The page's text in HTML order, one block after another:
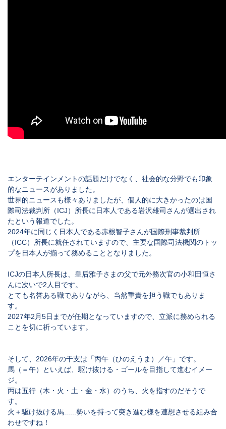
エンターテインメントの話題だけでなく、社会的な分野でも印象
的なニュースがありました。
世界的ニュースも様々ありましたが、個人的に大きかったのは国
際司法裁判所（ICJ）所長に日本人である岩沢雄司さんが選出され
たという報道でした。
2024年に同じく日本人である赤根智子さんが国際刑事裁判所
（ICC）所長に就任されていますので、主要な国際司法機関のトッ
プを日本人が揃って務めることとなりました。
ICJの日本人所長は、皇后雅子さまの父で元外務次官の小和田恒さ
んに次いで2人目です。
とても名誉ある職でありながら、当然重責を担う職でもありま
す。
2027年2月5日までが任期となっていますので、立派に務められる
ことを切に祈っています。
そして、2026年の干支は「丙午（ひのえうま）／午」です。
馬（＝午）といえば、駆け抜ける・ゴールを目指して進むイメー
ジ。
丙は五行（木・火・土・金・水）のうち、火を指すのだそうで
す。
火＋駆け抜ける馬......勢いを持って突き進む様を連想させる組み合
わせですね！